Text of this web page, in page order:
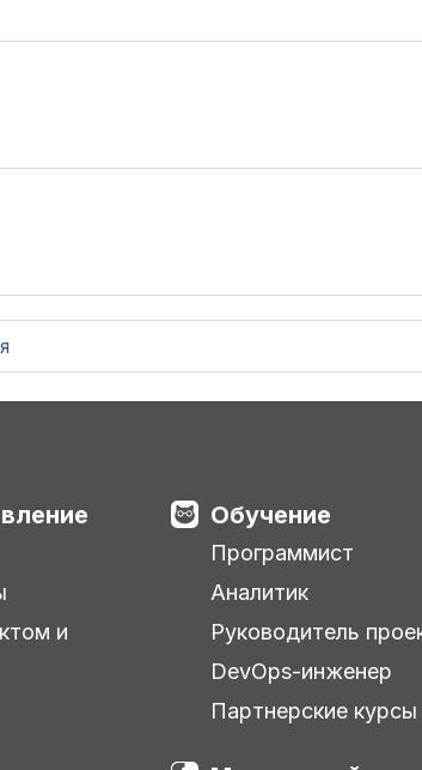
и
Обучение
Программист
Аналитик
Руководитель
DevOps-инженер
Партнерские курсы